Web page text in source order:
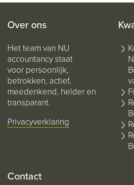
Over ons
Het team van NU
accountancy staat
voor persoonlijk,
betrokken, actief,
meedenkend, helder en
transparant.
Privacyverklaring
Contact